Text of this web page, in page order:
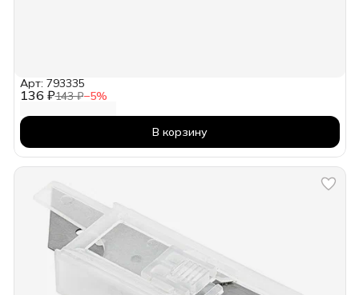
136 ₽143 ₽−5%
Арт: 793335
В корзину